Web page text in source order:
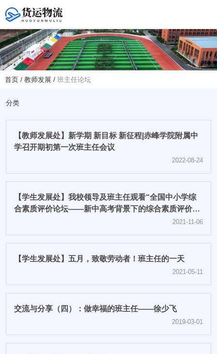
您好！欢迎访问赤峰大学附属中学官方网站！
学校地址
赤峰市红山区大新地路29号
首页 / 教师发展 / 班主任论坛
分类
【教师发展处】新学期 新目标 新征程|赤峰学院附属中
学召开期初第一次班主任会议
2022-08-24
【学生发展处】我校领导及班主任观看“全国中小学综
合素质评价论坛——新中高考背景下的综合素质评价政
2021-11-06
【学生发展处】五月，致敬劳动者！班主任的一天
2021-05-11
交流与分享（四）：做幸福的班主任——徐少飞
2019-03-01